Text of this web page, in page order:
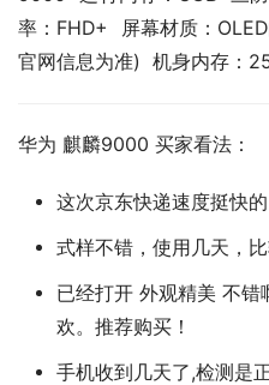
率：FHD+  屏幕材质：
官网信息为准)  机身内存：
华为 麒麟9000 买家看法：
这次京东快递速度挺快
式样不错，使用几天，比
已经打开 外观精美 不
欢。推荐购买！
手机收到几天了,检测是